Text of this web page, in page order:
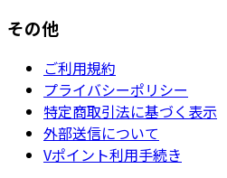
その他
ご利用規約
プライバシーポリシー
特定商取引法に基づく表示
外部送信について
Vポイント利用手続き